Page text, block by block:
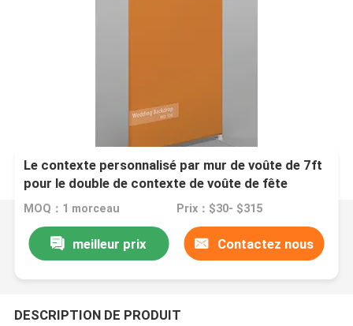
Le contexte personnalisé par mur de voûte de 7ft
pour le double de contexte de voûte de fête
d'anniversaire a dégrossi
MOQ：1 morceau Prix：$30- $315
meilleur prix Contactez nous
DESCRIPTION DE PRODUIT